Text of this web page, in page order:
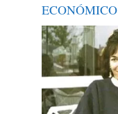
ECONÓMICO